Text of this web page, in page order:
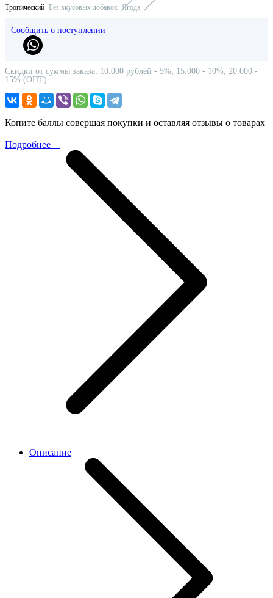
Тропический Без вкусовых добавок Ягода
Сообщить о поступлении
Скидки от суммы заказа: 10.000 рублей - 5%; 15.000 - 10%; 20.000 -
15% (ОПТ)
Копите баллы совершая покупки и оставляя отзывы о товарах
Подробнее
Описание